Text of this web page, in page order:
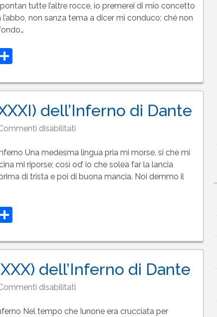
canto
32
tutte l’altre rocce, io premerei di mio concetto
non sanza tema a dicer mi conduco; ché non
Condividi
dell’Inferno di Dante
disabilitatisu
del
canto
31
Una medesma lingua pria mi morse, sì che mi
mi riporse; così od’ io che solea far la lancia
di trista e poi di buona mancia. Noi demmo il
Condividi
dell’Inferno di Dante
disabilitatisu
del
Nel tempo che Iunone era crucciata per